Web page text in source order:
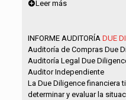
Leer más
INFORME AUDITORÍA DUE
Auditoría de Compras Due
Auditoría Legal Due
Auditor Independiente
La Due Diligence financiera
determinar y evaluar la